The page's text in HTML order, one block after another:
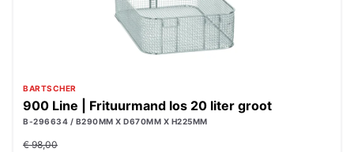
BARTSCHER
900 Line | Frituurmand los 20 liter groot
B-296634 / B290MM X D670MM X H225MM
€ 98,00